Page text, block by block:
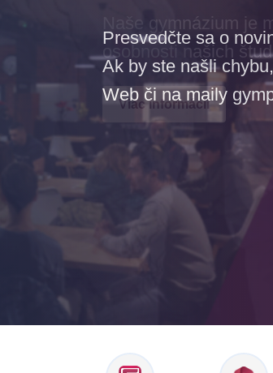
Naše gymnázium je
osobnosti našich
Viac informácií